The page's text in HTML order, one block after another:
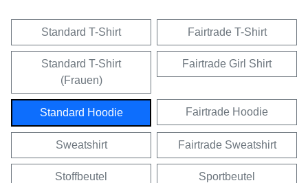
Standard T-Shirt Fairtrade T-Shirt
Standard T-Shirt
(Frauen)
Fairtrade Girl Shirt
Standard Hoodie Fairtrade Hoodie
Sweatshirt Fairtrade Sweatshirt
Stoffbeutel Sportbeutel